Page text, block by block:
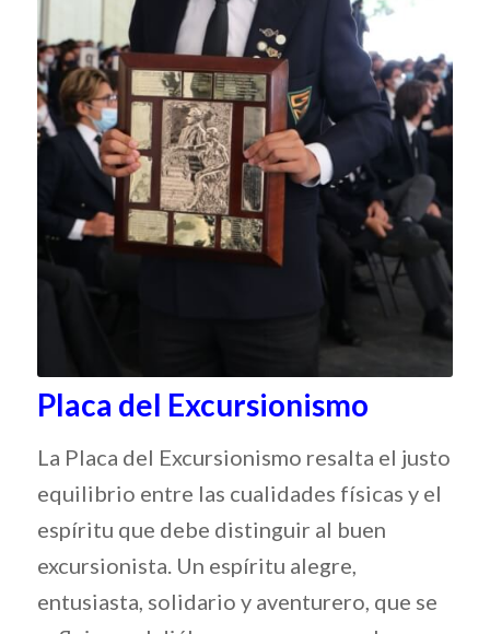
Placa del Excursionismo
La Placa del Excursionismo resalta el justo
equilibrio entre las cualidades físicas y el
espíritu que debe distinguir al buen
excursionista. Un espíritu alegre,
entusiasta, solidario y aventurero, que se